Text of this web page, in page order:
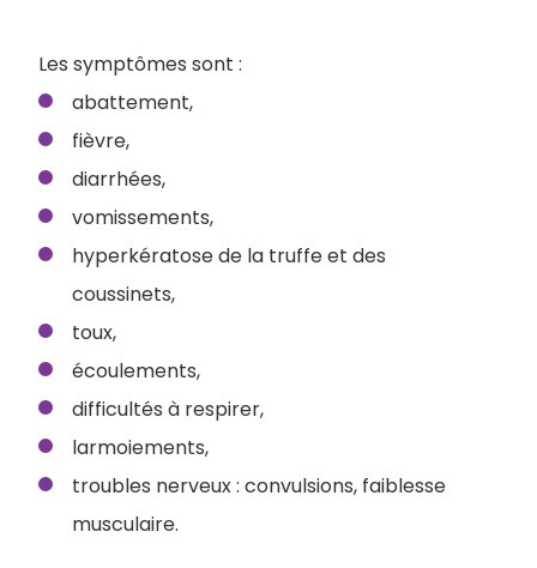
Les symptômes sont :
abattement,
fièvre,
diarrhées,
vomissements,
hyperkératose de la truffe et des
coussinets,
toux,
écoulements,
difficultés à respirer,
larmoiements,
troubles nerveux : convulsions, faiblesse
musculaire.